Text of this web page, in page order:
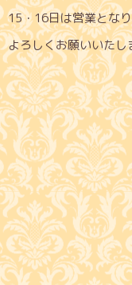
15・16日は営業とな
よろしくお願いいたし